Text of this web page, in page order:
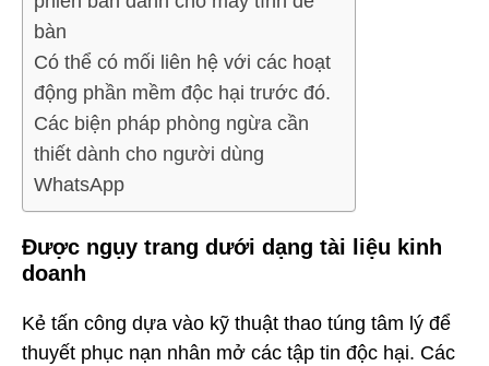
bàn
Có thể có mối liên hệ với các hoạt
động phần mềm độc hại trước đó.
Các biện pháp phòng ngừa cần
thiết dành cho người dùng
WhatsApp
Được ngụy trang dưới dạng tài liệu kinh
doanh
Kẻ tấn công dựa vào kỹ thuật thao túng tâm lý để
thuyết phục nạn nhân mở các tập tin độc hại. Các